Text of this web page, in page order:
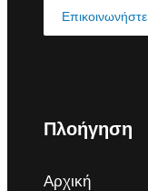
Επικοινωνήστε
Πλοήγηση
Αρχική